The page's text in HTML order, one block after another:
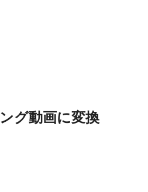
グ動画に変換